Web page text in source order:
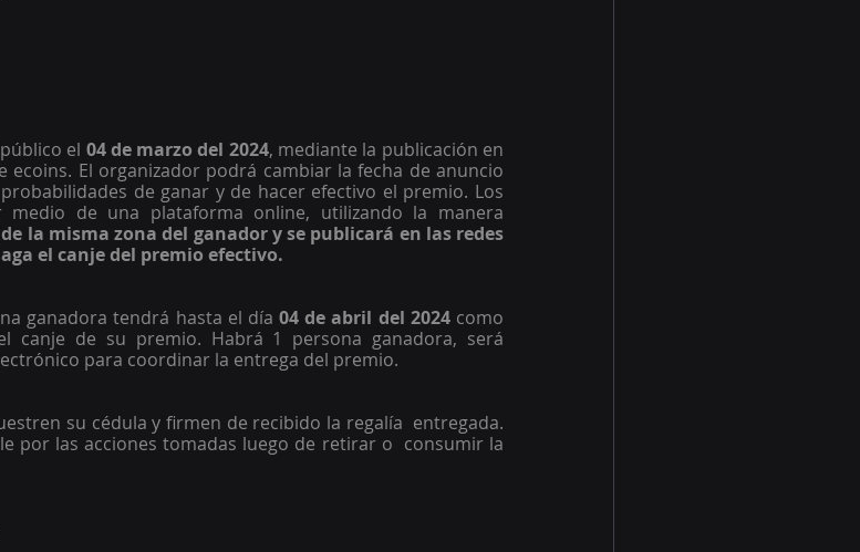
el 04 de marzo del 2024, mediante la publicación en
ecoins. El organizador podrá cambiar la fecha de anuncio
de ganar y de hacer efectivo el premio. Los
medio de una plataforma online, utilizando la manera
la misma zona del ganador y se publicará en las redes
el canje del premio efectivo.
ganadora tendrá hasta el día 04 de abril del 2024 como
canje de su premio. Habrá 1 persona ganadora, será
para coordinar la entrega del premio.
su cédula y firmen de recibido la regalía  entregada.
por las acciones tomadas luego de retirar o  consumir la